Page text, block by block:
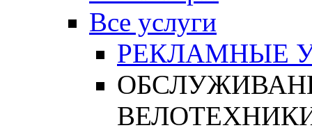
Все услуги
РЕКЛАМНЫЕ